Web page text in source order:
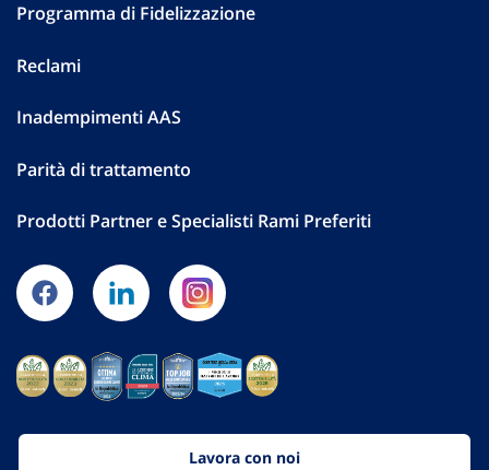
Programma di Fidelizzazione
Reclami
Inadempimenti AAS
Parità di trattamento
Prodotti Partner e Specialisti Rami Preferiti
Lavora con noi